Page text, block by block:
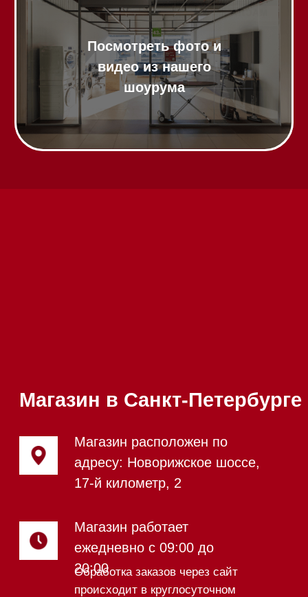
Посмотреть фото и
видео из нашего
шоурума
Посудомоечные машины 60 см
Стеклокерамические варочные
Индукционные варочные панели
Газовые варочные панели
Посудомоечные машины
Сушильные машины
Стиральные машины